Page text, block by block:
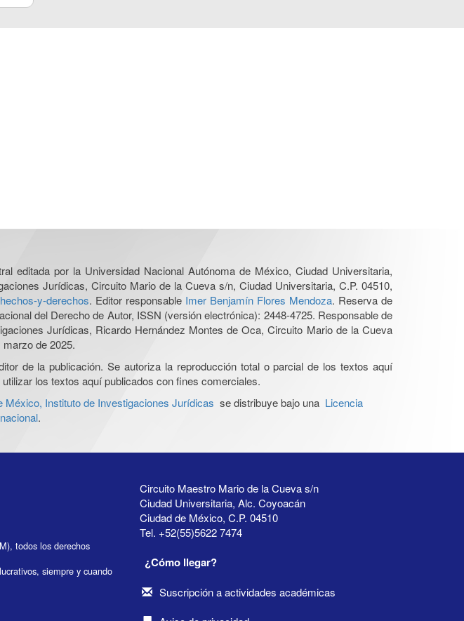
editada por la Universidad Nacional Autónoma de México, Ciudad Universitaria,
Jurídicas, Circuito Mario de la Cueva s/n, Ciudad Universitaria, C.P. 04510,
y-derechos. Editor responsable Imer Benjamín Flores Mendoza. Reserva de
del Derecho de Autor, ISSN (versión electrónica): 2448-4725. Responsable de
Jurídicas, Ricardo Hernández Montes de Oca, Circuito Mario de la Cueva
de 2025.
de la publicación. Se autoriza la reproducción total o parcial de los textos aquí
los textos aquí publicados con fines comerciales.
México, Instituto de Investigaciones Jurídicas se distribuye bajo una Licencia
.
todos los derechos
siempre y cuando
Circuito Maestro Mario de la Cueva s/n
Ciudad Universitaria, Alc. Coyoacán
Ciudad de México, C.P. 04510
Tel. +52(55)5622 7474
¿Cómo llegar?
Suscripción a actividades académicas